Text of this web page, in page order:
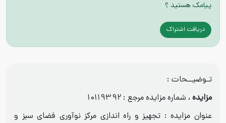
پیامک هستید ؟
دریافت اشتراک
تـوضیــحات :
مزایده ، شماره مزایده مرجع : 10119392
عنوان مزایده : تجهیز و راه اندازی مرکز نوآوری فضای سبز و